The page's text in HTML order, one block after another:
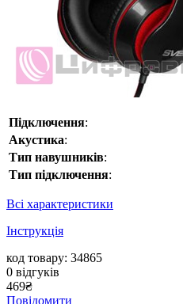
Підключення:
Акустика:
Тип навушників:
Тип підключення:
Всі характеристики
Інструкція
код товару: 34865
0 відгуків
469₴
Повідомити